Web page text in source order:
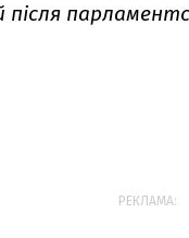
після
РЕКЛАМА: